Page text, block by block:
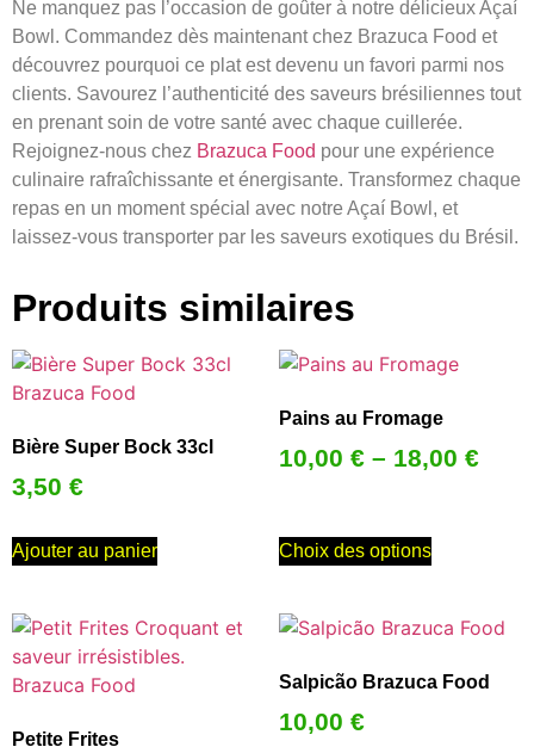
Ne manquez pas l’occasion de goûter à notre délicieux Açaí
Bowl. Commandez dès maintenant chez Brazuca Food et
découvrez pourquoi ce plat est devenu un favori parmi nos
clients. Savourez l’authenticité des saveurs brésiliennes tout
en prenant soin de votre santé avec chaque cuillerée.
Rejoignez-nous chez Brazuca Food pour une expérience
culinaire rafraîchissante et énergisante. Transformez chaque
repas en un moment spécial avec notre Açaí Bowl, et
laissez-vous transporter par les saveurs exotiques du Brésil.
Produits similaires
Bière Super Bock 33cl
3,50 €
Ajouter au panier
Pains au Fromage
10,00 € – 18,00 €
Choix des options
Petite Frites
Salpicão Brazuca Food
10,00 €